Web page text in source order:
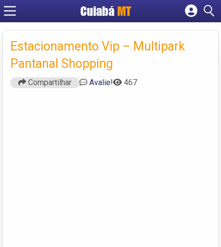
Cuiabá MT
Cadastrar empresa
Criar conta
Estacionamento Vip – Multipark
Pantanal Shopping
Compartilhar Avalie! 467